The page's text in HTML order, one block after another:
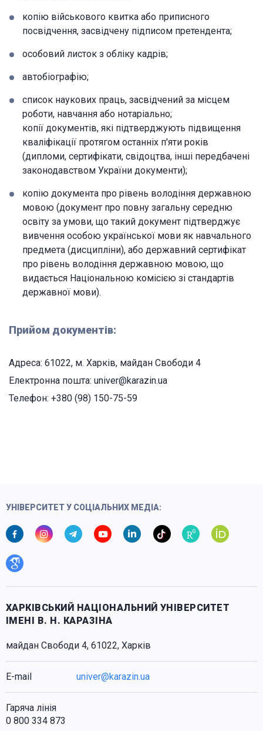
копію військового квитка або приписного
посвідчення, засвідчену підписом претендента;
особовий листок з обліку кадрів;
автобіографію;
список наукових праць, засвідчений за місцем
роботи, навчання або нотаріально;
копії документів, які підтверджують підвищення
кваліфікації протягом останніх п'яти років
(дипломи, сертифікати, свідоцтва, інші передбачені
законодавством України документи);
копію документа про рівень володіння державною
мовою (документ про повну загальну середню
освіту за умови, що такий документ підтверджує
вивчення особою української мови як навчального
предмета (дисципліни), або державний сертифікат
про рівень володіння державною мовою, що
видається Національною комісією зі стандартів
державної мови).
Прийом документів:
Адреса: 61022, м. Харків, майдан Свободи 4
Електронна пошта: univer@karazin.ua
Телефон: +380 (98) 150-75-59
УНІВЕРСИТЕТ У СОЦІАЛЬНИХ МЕДІА:
ХАРКІВСЬКИЙ НАЦІОНАЛЬНИЙ УНІВЕРСИТЕТ
ІМЕНІ В. Н. КАРАЗІНА
майдан Свободи 4, 61022, Харків
E-mail univer@karazin.ua
Гаряча лінія
0 800 334 873